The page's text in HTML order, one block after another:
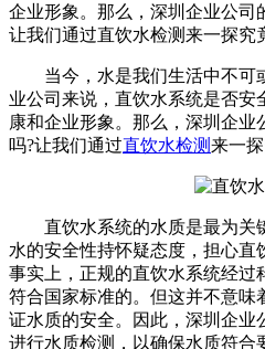
企业形象。那么，深圳企业公司
让我们通过直饮水检测来一探究
当今，水是我们生活中不可
业公司来说，直饮水系统是否安
康和企业形象。那么，深圳企
吗?让我们通过直饮水检测来一探
直饮水系统的水质是最为关
水的安全性持怀疑态度，担心直
事实上，正规的直饮水系统经过
符合国家标准的。但这并不意味
证水质的安全。因此，深圳企业
进行水质检测，以确保水质符合